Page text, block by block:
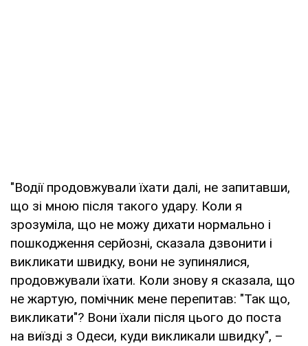
"Водії продовжували їхати далі, не запитавши,
що зі мною після такого удару. Коли я
зрозуміла, що не можу дихати нормально і
пошкодження серйозні, сказала дзвонити і
викликати швидку, вони не зупинялися,
продовжували їхати. Коли знову я сказала, що
не жартую, помічник мене перепитав: "Так що,
викликати"? Вони їхали після цього до поста
на виїзді з Одеси, куди викликали швидку", –